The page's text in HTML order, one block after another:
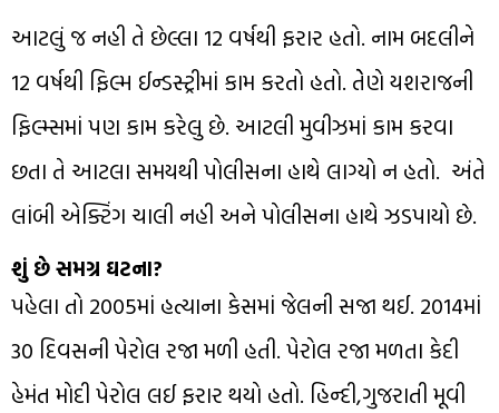
આટલું જ નહી તે છેલ્લા 12 વર્ષથી ફરાર હતો. નામ બદલીને
12 વર્ષથી ફિલ્મ ઈન્ડસ્ટ્રીમાં કામ કરતો હતો. તેેણે યશરાજની
ફિલ્મ્સમાં પણ કામ કરેલુ છે. આટલી મુવીઝમાં કામ કરવા
છતા તે આટલા સમયથી પોલીસના હાથે લાગ્યો ન હતો. અંતે
લાંબી એક્ટિંગ ચાલી નહી અને પોલીસના હાથે ઝડપાયો છે.
શું છે સમગ્ર ઘટના?
પહેલા તો 2005માં હત્યાના કેસમાં જેલની સજા થઈ. 2014માં
30 દિવસની પેરોલ રજા મળી હતી. પેરોલ રજા મળતા કેદી
હેમંત મોદી પેરોલ લઈ ફરાર થયો હતો. હિન્દી,ગુજરાતી મૂવી